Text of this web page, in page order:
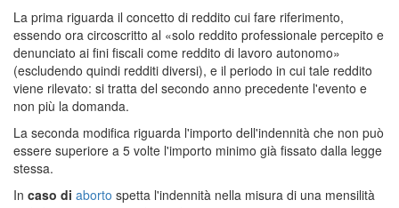
La prima riguarda il concetto di reddito cui fare riferimento,
essendo ora circoscritto al «solo reddito professionale percepito e
denunciato ai fini fiscali come reddito di lavoro autonomo»
(escludendo quindi redditi diversi), e il periodo in cui tale reddito
viene rilevato: si tratta del secondo anno precedente l'evento e
non più la domanda.
La seconda modifica riguarda l'importo dell'indennità che non può
essere superiore a 5 volte l'importo minimo già fissato dalla legge
stessa.
In caso di aborto spetta l'indennità nella misura di una mensilità